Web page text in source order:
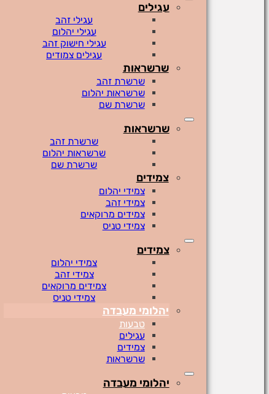
עגילים
עגילי זהב
עגילי יהלום
עגילי חישוק זהב
עגילים צמודים
שרשראות
שרשרת זהב
שרשראות יהלום
שרשרת שם
שרשראות
שרשרת זהב
שרשראות יהלום
שרשרת שם
צמידים
צמידי יהלום
צמידי זהב
צמידים מרוקאים
צמידי טניס
צמידים
צמידי יהלום
צמידי זהב
צמידים מרוקאים
צמידי טניס
יהלומי מעבדה
טבעות
עגילים
צמידים
שרשראות
יהלומי מעבדה